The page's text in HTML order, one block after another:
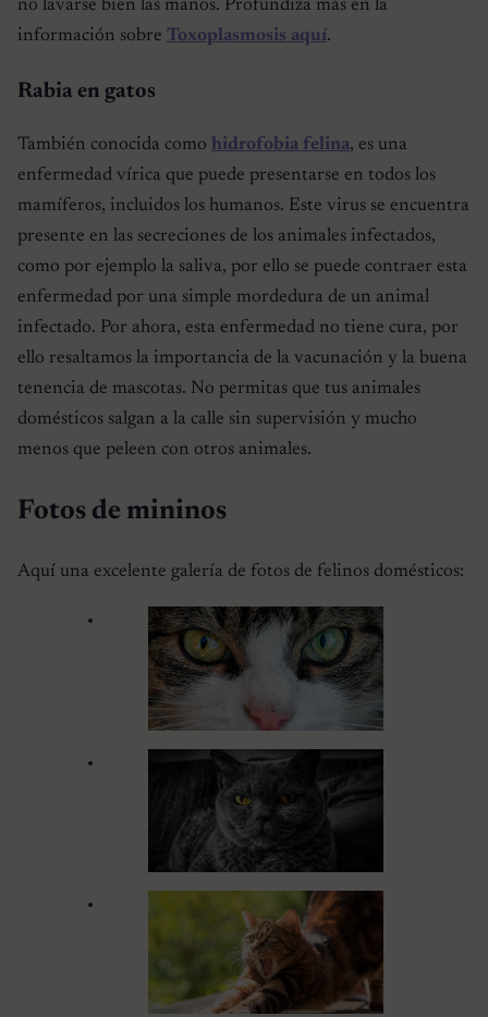
no lavarse bien las manos. Profundiza más en la
información sobre Toxoplasmosis aquí.
Rabia en gatos
También conocida como hidrofobia felina, es una
enfermedad vírica que puede presentarse en todos los
mamíferos, incluidos los humanos. Este virus se encuentra
presente en las secreciones de los animales infectados,
como por ejemplo la saliva, por ello se puede contraer esta
enfermedad por una simple mordedura de un animal
infectado. Por ahora, esta enfermedad no tiene cura, por
ello resaltamos la importancia de la vacunación y la buena
tenencia de mascotas. No permitas que tus animales
domésticos salgan a la calle sin supervisión y mucho
menos que peleen con otros animales.
Fotos de mininos
Aquí una excelente galería de fotos de felinos domésticos: